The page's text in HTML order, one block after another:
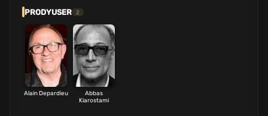
PRODYUSER 2
Alain Depardieu
Abbas
Kiarostami